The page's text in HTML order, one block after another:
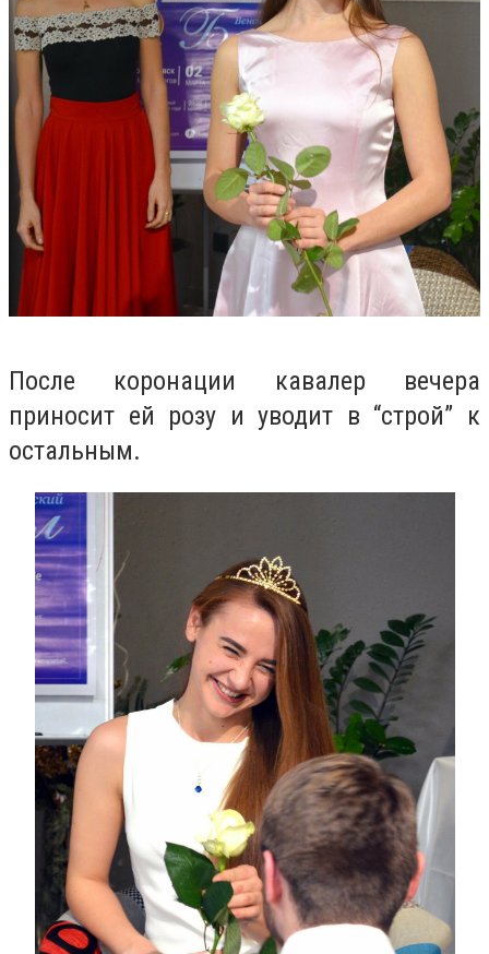
После коронации кавалер вечера
приносит ей розу и уводит в “строй” к
остальным.